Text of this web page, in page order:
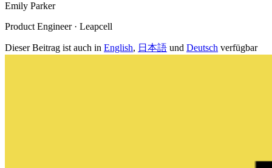
Emily Parker
Product Engineer · Leapcell
Dieser Beitrag ist auch in English, 日本語 und Deutsch verfügbar